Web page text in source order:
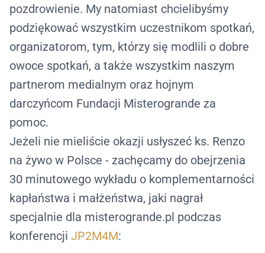
pozdrowienie. My natomiast chcielibyśmy
podziękować wszystkim uczestnikom spotkań,
organizatorom, tym, którzy się modlili o dobre
owoce spotkań, a także wszystkim naszym
partnerom medialnym oraz hojnym
darczyńcom Fundacji Misterogrande za
pomoc.
Jeżeli nie mieliście okazji usłyszeć ks. Renzo
na żywo w Polsce - zachęcamy do obejrzenia
30 minutowego wykładu o komplementarności
kapłaństwa i małżeństwa, jaki nagrał
specjalnie dla misterogrande.pl podczas
konferencji JP2M4M: